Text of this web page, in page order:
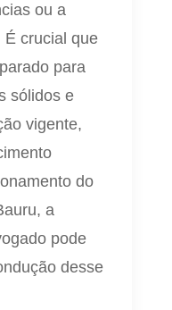
ou a
É crucial que
para
sólidos e
vigente,
do
a
pode
desse